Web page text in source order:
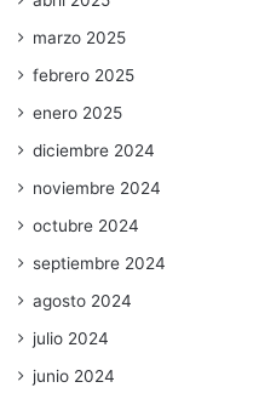
marzo 2025
febrero 2025
enero 2025
diciembre 2024
noviembre 2024
octubre 2024
septiembre 2024
agosto 2024
julio 2024
junio 2024